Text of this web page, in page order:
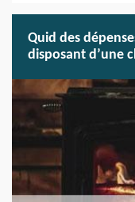
Quid des
disposant d’une